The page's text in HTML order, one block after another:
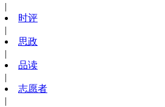
|
时评
|
思政
|
品读
|
志愿者
|